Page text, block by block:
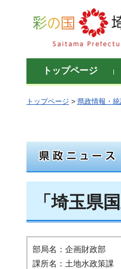
彩の国 埼玉県
トップページ
トップページ > 県政情報・
「埼玉県
部局名：企画財政部
課所名：土地水政策課